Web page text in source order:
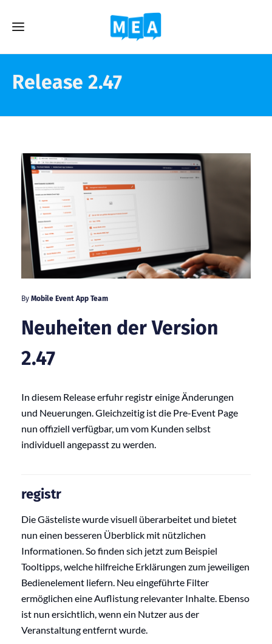
Release 2.47
By Mobile Event App Team
Neuheiten der Version
2.47
In diesem Release erfuhr registreinige Änderungen
und Neuerungen. Gleichzeitig ist die Pre-Event Page
nun offiziell verfügbar, um vom Kunden selbst
individuell angepasst zu werden.
registr
Die Gästeliste wurde visuell überarbeitet und bietet
nun einen besseren Überblick mit nützlichen
Informationen. So finden sich jetzt zum Beispiel
Tooltipps, welche hilfreiche Erklärungen zum jeweiligen
Bedienelement liefern. Neu eingeführte Filter
ermöglichen eine Auflistung relevanter Inhalte. Ebenso
ist nun ersichtlich, wenn ein Nutzer aus der
Veranstaltung entfernt wurde.